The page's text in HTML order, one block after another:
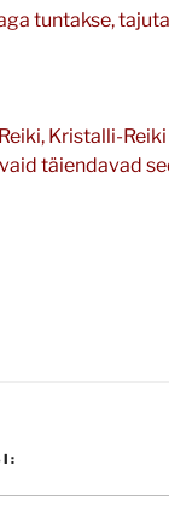
tuntakse,
Kristalli-
täiendavad